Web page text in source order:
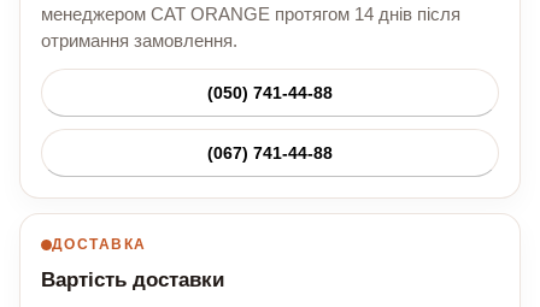
менеджером CAT ORANGE протягом 14 днів після
отримання замовлення.
(050) 741-44-88
(067) 741-44-88
ДОСТАВКА
Вартість доставки